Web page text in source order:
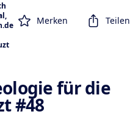
,
Merken Teilen
für die
#48